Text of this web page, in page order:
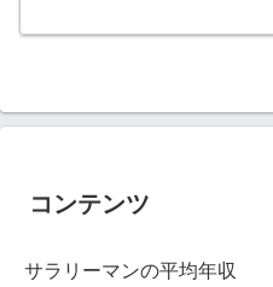
コンテンツ
サラリーマンの平均年収